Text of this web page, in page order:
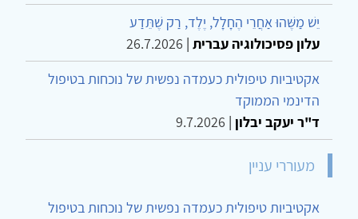
יֵשׁ מַשֶּׁהוּ אַחֲרֵי הֶחָלָל, יֶלֶד, רַק שֶׁתֵּדַע
עלון פסיכולוגיה עברית |
26.7.2026
אקטיביות טיפולית כעמדה נפשית של נוכחות בטיפול
הדינמי הממוקד
ד"ר יעקב יבלון |
9.7.2026
מעוררי עניין
אקטיביות טיפולית כעמדה נפשית של נוכחות בטיפול